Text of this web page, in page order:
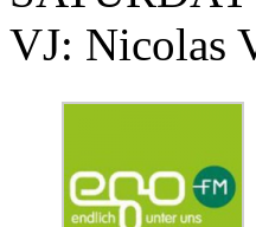
VJ: Nicolas